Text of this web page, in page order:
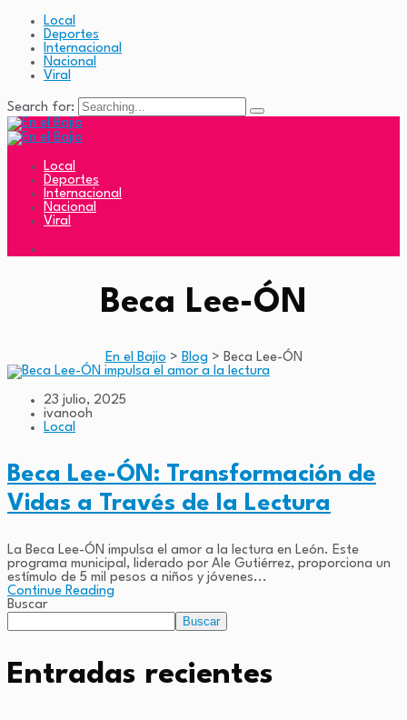
Local
Deportes
Internacional
Nacional
Viral
Search for:
Local
Deportes
Internacional
Nacional
Viral
Beca Lee-ÓN
En el Bajio > Blog> Beca Lee-ÓN
23 julio, 2025
ivanooh
Local
Beca Lee-ÓN: Transformación de
Vidas a Través de la Lectura
La Beca Lee-ÓN impulsa el amor a la lectura en León. Este
programa municipal, liderado por Ale Gutiérrez, proporciona un
estímulo de 5 mil pesos a niños y jóvenes...
Continue Reading
Buscar
Buscar
Entradas recientes